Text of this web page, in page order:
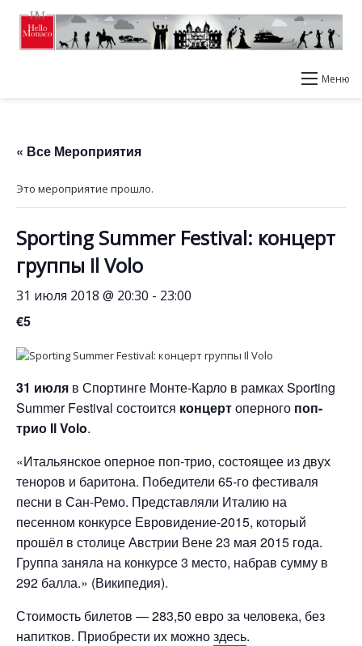
Меню
« Все Мероприятия
Это мероприятие прошло.
Sporting Summer Festival: концерт
группы Il Volo
31 июля 2018 @ 20:30 - 23:00
€5
31 июля в Спортинге Монте-Карло в рамках Sporting
Summer Festival состоится концертоперного поп-
трио Il Volo.
«Итальянское оперное поп-трио, состоящее из двух
теноров и баритона. Победители 65-го фестиваля
песни в Сан-Ремо. Представляли Италию на
песенном конкурсе Евровидение-2015, который
прошёл в столице Австрии Вене 23 мая 2015 года.
Группа заняла на конкурсе 3 место, набрав сумму в
292 балла.» (Википедия).
Стоимость билетов — 283,50 евро за человека, без
напитков. Приобрести их можноздесь.